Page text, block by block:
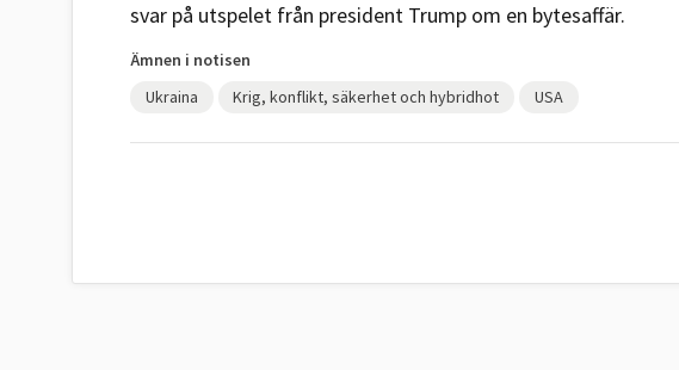
svar på utspelet från president Trump om en bytesaffär.
Ämnen i notisen
Ukraina
Krig, konflikt, säkerhet och hybridhot USA